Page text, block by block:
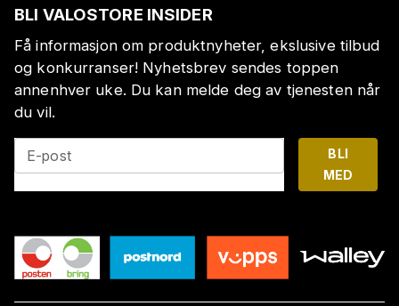
BLI VALOSTORE INSIDER
Få informasjon om produktnyheter, ekslusive tilbud
og konkurranser! Nyhetsbrev sendes toppen
annenhver uke. Du kan melde deg av tjenesten når
du vil.
E-post
BLI
MED